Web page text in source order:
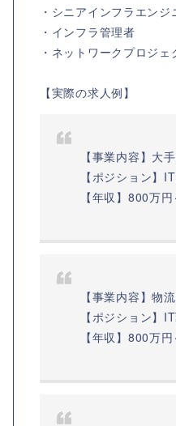
・シニアインフラエンジ
・インフラ管理者
・ネットワークプロジ
【実際の求人例】
【事業内容】大
【ポジション】
【年収】800万
【事業内容】物
【ポジション】
【年収】800万